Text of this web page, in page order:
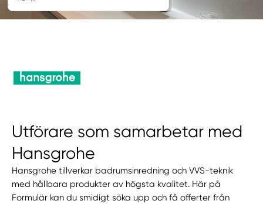
Utförare som samarbetar med
Hansgrohe
Hansgrohe tillverkar badrumsinredning och VVS-teknik
med hållbara produkter av högsta kvalitet. Här på
Formulär kan du smidigt söka upp och få offerter från